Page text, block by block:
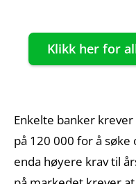
Klikk her for
Enkelte banker
på 120 000 for å
enda høyere krav til